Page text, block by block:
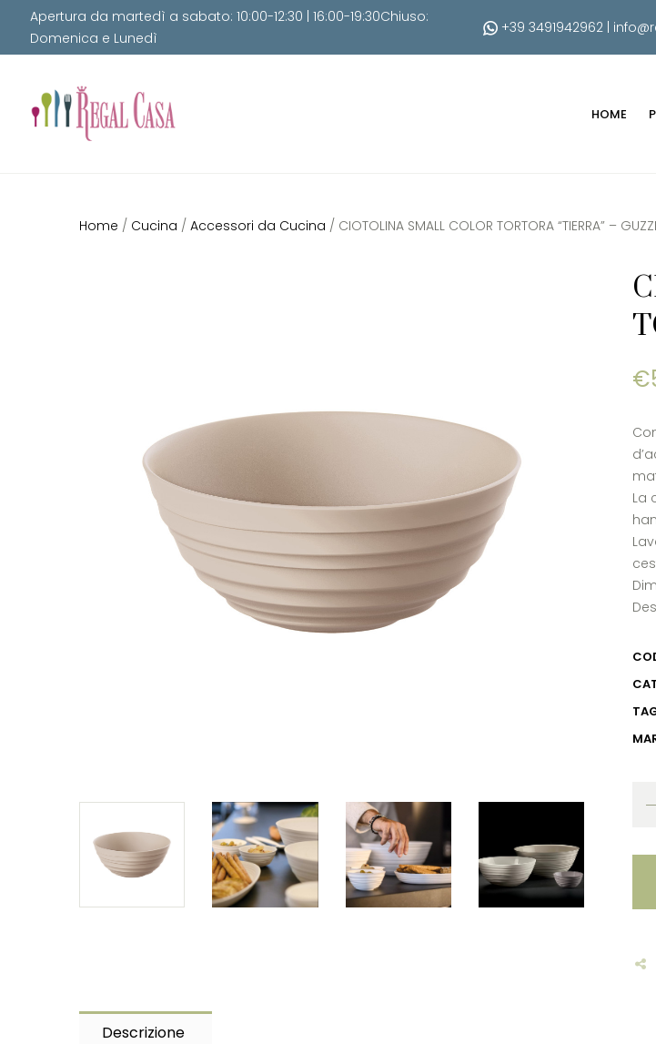
Apertura da martedì a sabato: 10:00-12:30 | 16:00-19:30Chiuso:
Domenica e Lunedì
+39 3491942962|
HOME
Home / Cucina / Accessori da Cucina / CIOTOLINA SMALL COLOR TORTORA “TIERRA” –
€
La
Descrizione